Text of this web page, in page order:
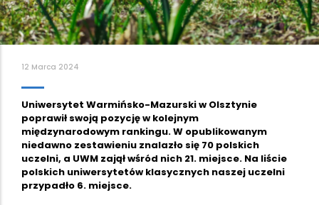
12 Marca 2024
Uniwersytet Warmińsko-Mazurski w Olsztynie
poprawił swoją pozycję w kolejnym
międzynarodowym rankingu. W opublikowanym
niedawno zestawieniu znalazło się 70 polskich
uczelni, a UWM zajął wśród nich 21. miejsce. Na liście
polskich uniwersytetów klasycznych naszej uczelni
przypadło 6. miejsce.